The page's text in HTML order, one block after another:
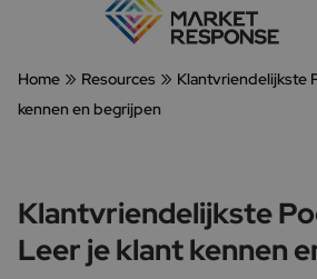
Home » Resources » Klantvriendelijkste
kennen en begrijpen
Klantvriendelijkste
Leer je klant kennen